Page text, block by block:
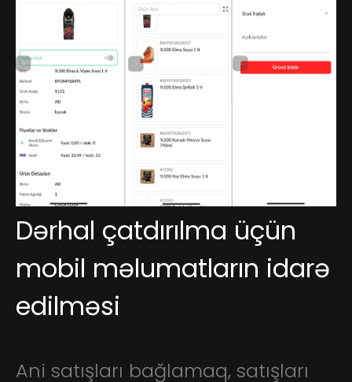
Dərhal çatdırılma üçün
mobil məlumatların idarə
edilməsi
Ani satışları bağlamaq, satışları